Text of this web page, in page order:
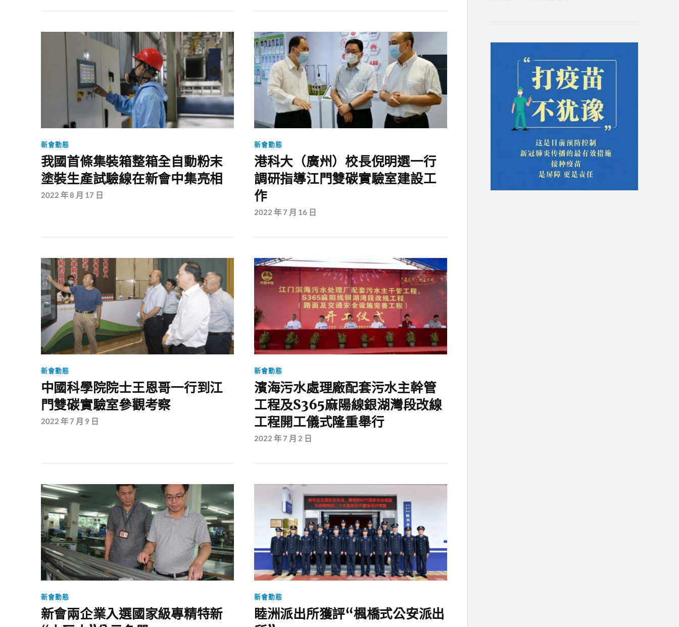
新會動態
我國首條集裝箱整箱全自動粉末
塗裝生產試驗線在新會中集亮相
2022 年 8 月 17 日
新會動態
港科大（廣州）校長倪明選一行
調研指導江門雙碳實驗室建設工
作
2022 年 7 月 16 日
新會動態
中國科學院院士王恩哥一行到江
門雙碳實驗室參觀考察
2022 年 7 月 9 日
新會動態
濱海污水處理廠配套污水主幹管
工程及S365麻陽線銀湖灣段改線
工程開工儀式隆重舉行
2022 年 7 月 2 日
新會動態
新會兩企業入選國家級專精特新
新會動態
睦洲派出所獲評“楓橋式公安派出